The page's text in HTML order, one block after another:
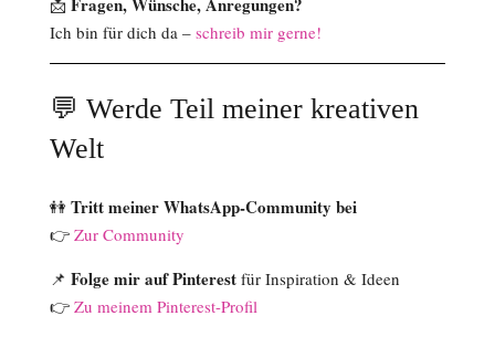
📩
Ich bin für dich da – schreib mir gerne!
💬 Werde Teil meiner kreativen
Welt
👭 Tritt meiner WhatsApp-Community bei
👉 Zur Community
📌 Folge mir auf Pinterest für Inspiration & Ideen
👉 Zu meinem Pinterest-Profil